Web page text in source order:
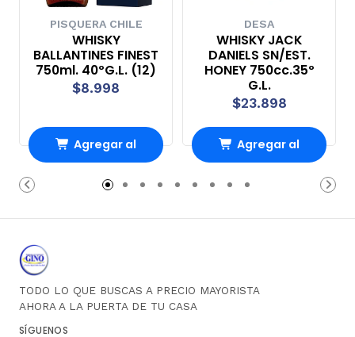
PISQUERA CHILE
WHISKY
BALLANTINES FINEST
750ml. 40ºG.L. (12)
$8.998
Agregar al
carrito
DESA
WHISKY JACK
DANIELS SN/EST.
HONEY 750cc.35º
G.L.
$23.898
Agregar al
carrito
TODO LO QUE BUSCAS A PRECIO MAYORISTA
AHORA A LA PUERTA DE TU CASA
SÍGUENOS